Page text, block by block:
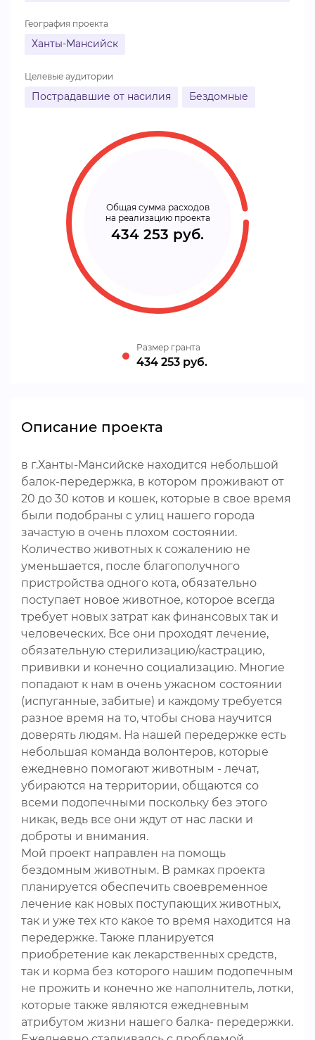
География проекта
Ханты-Мансийск
Целевые аудитории
Пострадавшие от насилия Бездомные
Общая сумма расходов
на реализацию проекта
434 253 руб.
Размер гранта
434 253 руб.
Описание проекта
в г.Ханты-Мансийске находится небольшой
балок-передержка, в котором проживают от
20 до 30 котов и кошек, которые в свое время
были подобраны с улиц нашего города
зачастую в очень плохом состоянии.
Количество животных к сожалению не
уменьшается, после благополучного
пристройства одного кота, обязательно
поступает новое животное, которое всегда
требует новых затрат как финансовых так и
человеческих. Все они проходят лечение,
обязательную стерилизацию/кастрацию,
прививки и конечно социализацию. Многие
попадают к нам в очень ужасном состоянии
(испуганные, забитые) и каждому требуется
разное время на то, чтобы снова научится
доверять людям. На нашей передержке есть
небольшая команда волонтеров, которые
ежедневно помогают животным - лечат,
убираются на территории, общаются со
всеми подопечными поскольку без этого
никак, ведь все они ждут от нас ласки и
доброты и внимания.
Мой проект направлен на помощь
бездомным животным. В рамках проекта
планируется обеспечить своевременное
лечение как новых поступающих животных,
так и уже тех кто какое то время находится на
передержке. Также планируется
приобретение как лекарственных средств,
так и корма без которого нашим подопечным
не прожить и конечно же наполнитель, лотки,
которые также являются ежедневным
атрибутом жизни нашего балка- передержки.